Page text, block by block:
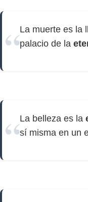
La muerte es la
palacio de la
La belleza es la
sí misma en un